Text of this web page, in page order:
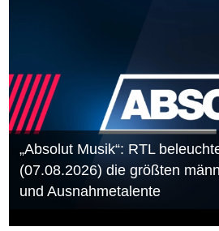
„Absolut Musik“: RTL
(07.08.2026) die größten
und Ausnahmetalente